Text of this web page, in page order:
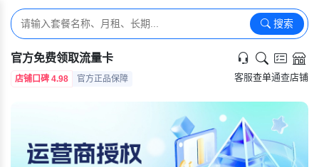
搜索
官方免费领取流量卡
店铺口碑 4.98 官方正品保障 客服查单通查店铺